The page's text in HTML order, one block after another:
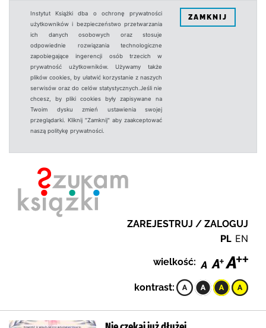
Instytut Książki dba o ochronę prywatności
użytkowników i bezpieczeństwo przetwarzania
ich danych osobowych oraz stosuje
odpowiednie rozwiązania technologiczne
zapobiegające ingerencji osób trzecich w
prywatność użytkowników. Używamy także
plików cookies, by ułatwić korzystanie z naszych
serwisów oraz do celów statystycznych.Jeśli nie
chcesz, by pliki cookies były zapisywane na
Twoim dysku zmień ustawienia swojej
przeglądarki. Kliknij "Zamknij" aby zaakceptować
naszą politykę prywatności.
ZAMKNIJ
ZAREJESTRUJ / ZALOGUJ
PL EN
wielkość:
kontrast: